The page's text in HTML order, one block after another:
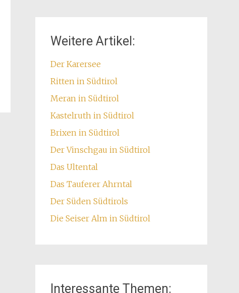
Weitere Artikel:
Der Karersee
Ritten in Südtirol
Meran in Südtirol
Kastelruth in Südtirol
Brixen in Südtirol
Der Vinschgau in Südtirol
Das Ultental
Das Tauferer Ahrntal
Der Süden Südtirols
Die Seiser Alm in Südtirol
Interessante Themen: